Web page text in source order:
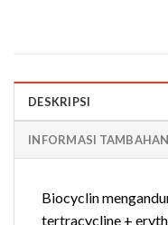
DESKRIPSI
INFORMASI TAMBAHAN
Biocyclin
tertracycline +